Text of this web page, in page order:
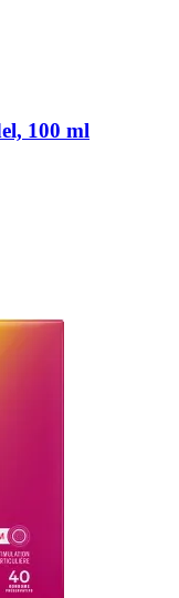
100 ml